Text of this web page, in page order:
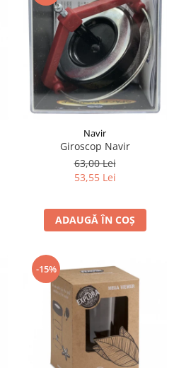
Navir
Giroscop Navir
63,00 Lei
53,55 Lei
ADAUGĂ ÎN COȘ
-15%